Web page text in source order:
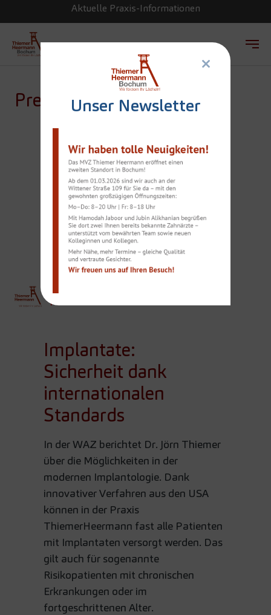
Zum Hauptinhalt springen
Aktuelle Praxis-Informationen
Unser Newsletter
×
Presse
IMPLANTATE:
SICHERHEIT DANK
INTERNATIONALEN
STANDARDS
THIEMER
Team
Implantate:
Sicherheit dank
internationalen
Standards
In der WAZ berichtet Dr. Jörn Thiemer
über die Möglichkeiten in der
modernen Implantologie. Dank
innovativer Verfahren aus den USA
können in der Praxis
ThiemerHeermann fast alle Patienten
mit Implantaten versorgt werden. Das
gilt auch für sogenannte
Risikopatienten mit chronischen
Erkrankungen oder im
fortgeschrittenen Alter.